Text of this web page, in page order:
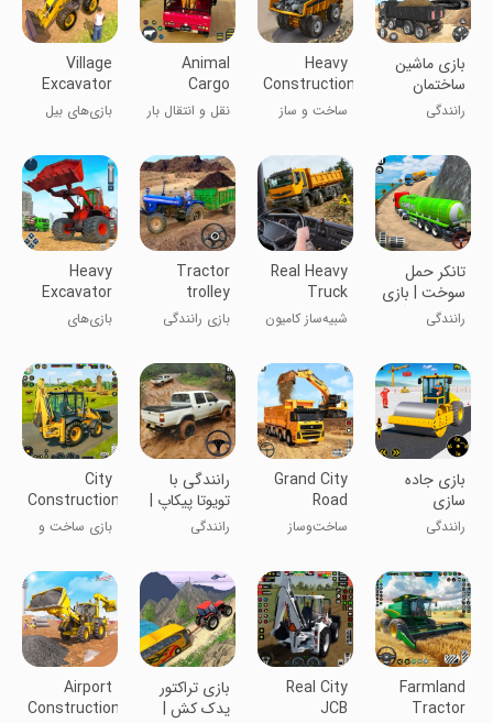
بازی ماشین
ساختمان
سازی | ماشین
سنگین
رانندگی
Heavy
Construction
Road Build
ساخت و ساز
Animal
Cargo
Truck
Transport
نقل و انتقال بار
Village
Excavator
JCB Games
بازی‌های بیل
روستایی JCB
تانکر حمل
سوخت | بازی
ماشین سنگین
رانندگی
Real Heavy
Truck
Simulator
شبیه‌ساز کامیون
۳D
Tractor
trolley
Driving
Game
بازی رانندگی
Heavy
Excavator
Demolish
Games
بازی‌های
مکانیکی سنگین
بازی جاده
سازی
رانندگی
Grand City
Road
Construction
ساخت‌وساز
رانندگی با
تویوتا پیکاپ |
ماشین بازی
رانندگی
City
Construction
JCB Game
3D
بازی ساخت و
3D
Farmland
Tractor
Real City
JCB
بازی تراکتور
یدک کش |
Airport
Construction